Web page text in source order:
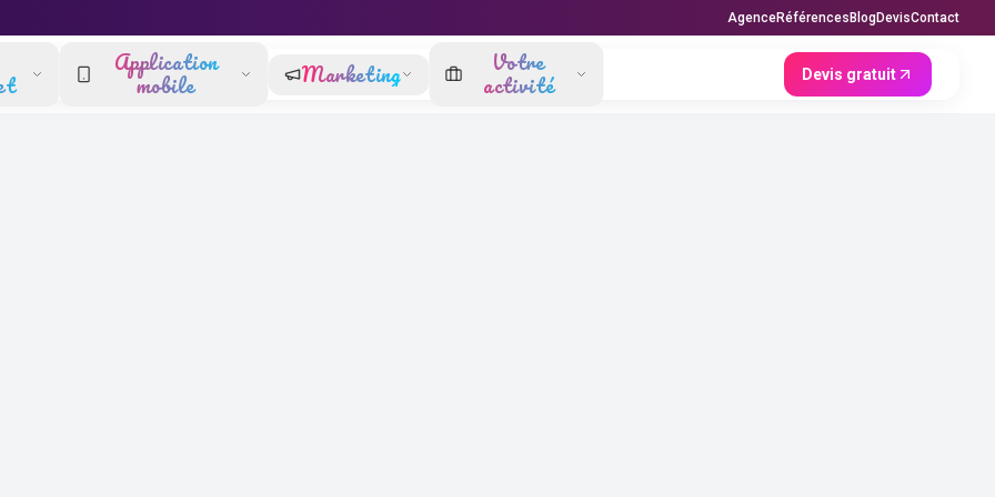
AgenceRéférences BlogDevisContact
Application
mobile Marketing Votre
activité Devis gratuit